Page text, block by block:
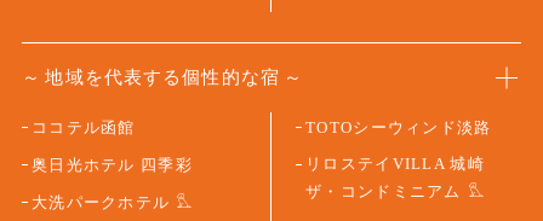
地域を代表する個性的な宿
ココテル函館
奥日光ホテル 四季彩
大洗パークホテル
TOTOシーウィンド淡路
リロステイVILLA 城崎
ザ・コンドミニアム